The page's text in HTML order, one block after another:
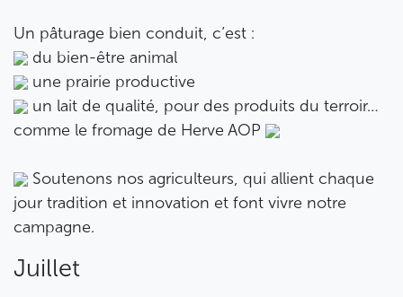
Un pâturage bien conduit, c’est :
du bien-être animal
une prairie productive
un lait de qualité, pour des produits du terroir…
comme le fromage de Herve AOP
Soutenons nos agriculteurs, qui allient chaque
jour tradition et innovation et font vivre notre
campagne.
Juillet